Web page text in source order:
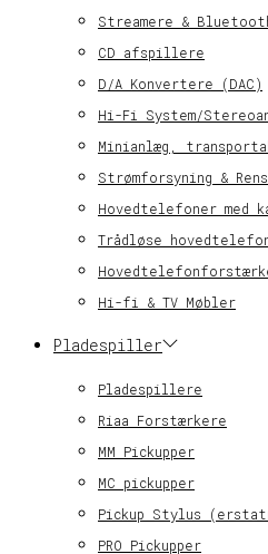
Streamere &
CD afspillere
D/A Konvertere (DAC)
Hi-Fi System/
Minianlæg,
Strømforsyning &
Hovedtelefoner med
Trådløse
Hi-fi & TV Møbler
Pladespiller
Pladespillere
Riaa Forstærkere
MM Pickupper
MC pickupper
Pickup Stylus
PRO Pickupper